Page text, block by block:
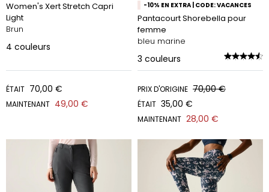
Women's Xert Stretch Capri
Light
Brun
4 couleurs
ÉTAIT 70,00 €
MAINTENANT 49,00 €
-10% EN EXTRA | CODE: VACANCES
Pantacourt Shorebella pour
femme
bleu marine
3 couleurs
PRIX D'ORIGINE 70,00 €
ÉTAIT 35,00 €
MAINTENANT 28,00 €